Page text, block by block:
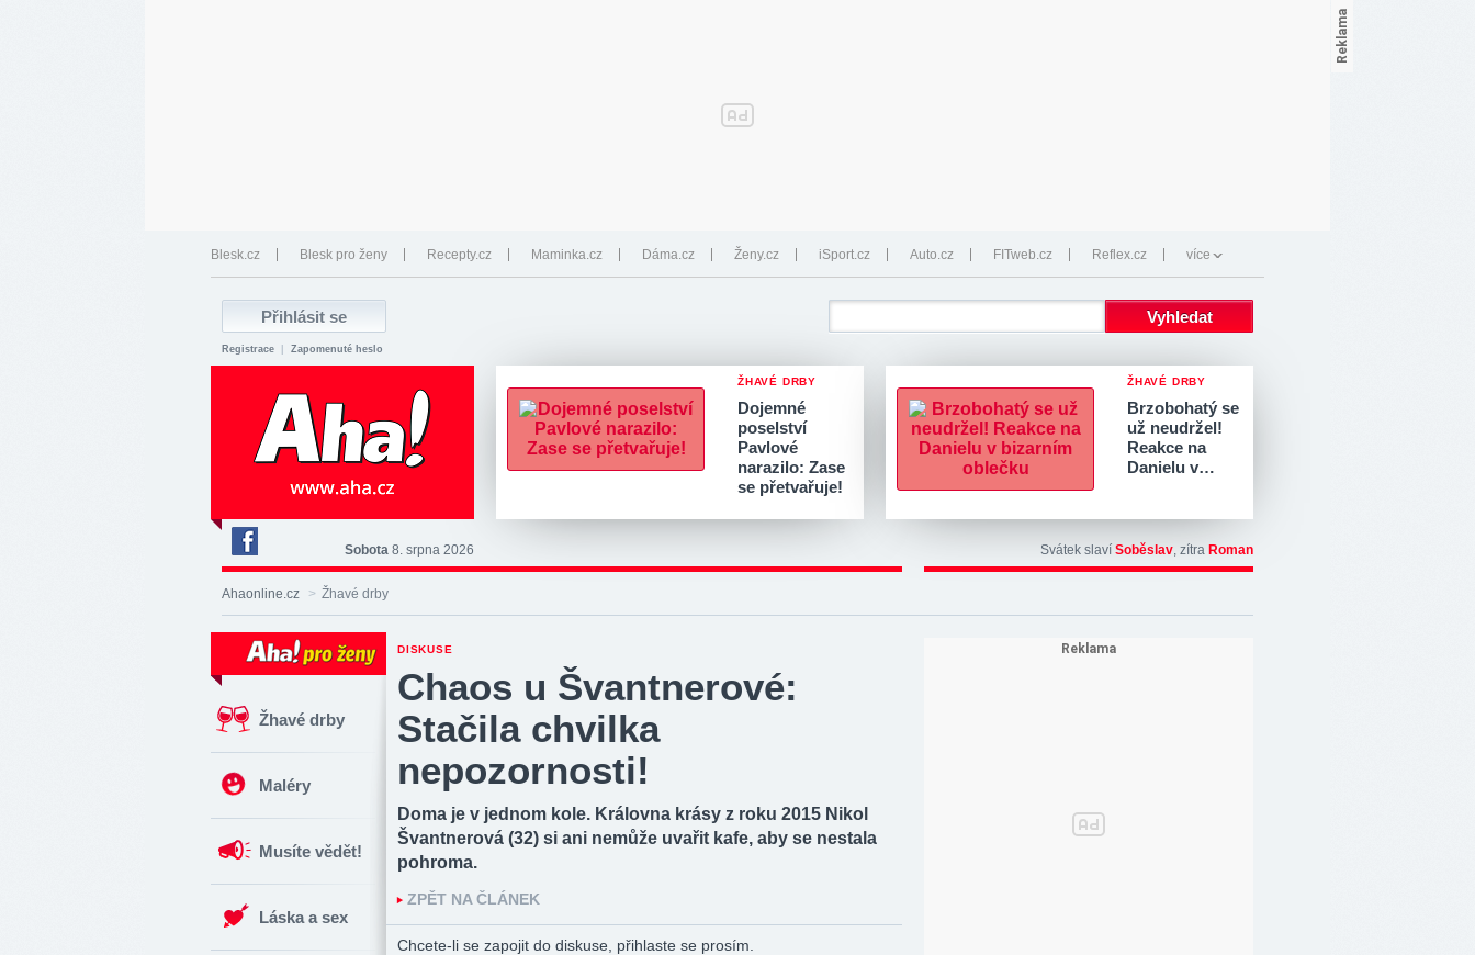
Blesk.cz Blesk pro ženy Recepty.cz Maminka.cz Dáma.cz Ženy.cz iSport.cz Auto.cz FITweb.cz Reflex.cz více
Registrace Zapomenuté heslo
ŽHAVÉ DRBY
Dojemné
poselství
Pavlové
narazilo: Zase
se přetvařuje!
ŽHAVÉ DRBY
Brzobohatý se
už neudržel!
Reakce na
Danielu v…
Deník
Aha!
na
Sobota 8. srpna 2026 Svátek slaví Soběslav, zítra Roman
Ahaonline.cz > Žhavé drby
Žhavé drby
Maléry
Musíte vědět!
Láska a sex
DISKUSE
Chaos u Švantnerové:
Stačila chvilka
nepozornosti!
Doma je v jednom kole. Královna krásy z roku 2015 Nikol
Švantnerová (32) si ani nemůže uvařit kafe, aby se nestala
pohroma.
ZPĚT NA ČLÁNEK
Chcete-li se zapojit do diskuse, přihlaste se prosím.